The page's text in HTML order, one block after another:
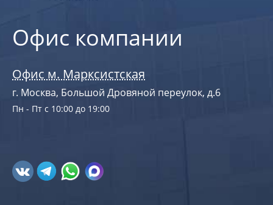
Офис компании
Офис м. Марксистская
г. Москва, Большой Дровяной переулок, д.6
Пн - Пт с 10:00 до 19:00